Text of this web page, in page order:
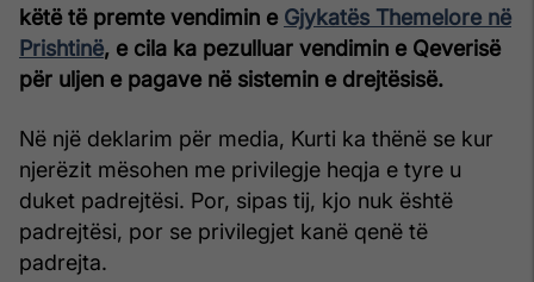
këtë të premte vendimin e Gjykatës Themelore në
Prishtinë, e cila ka pezulluar vendimin e Qeverisë
për uljen e pagave në sistemin e drejtësisë.
Në një deklarim për media, Kurti ka thënë se kur
njerëzit mësohen me privilegje heqja e tyre u
duket padrejtësi. Por, sipas tij, kjo nuk është
padrejtësi, por se privilegjet kanë qenë të
padrejta.